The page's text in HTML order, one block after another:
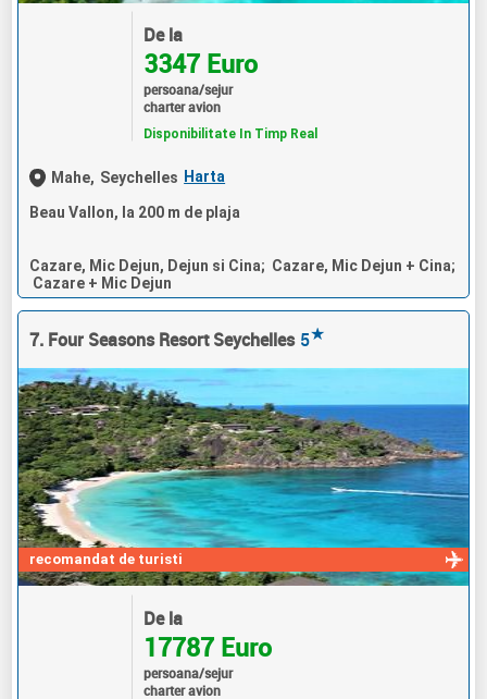
De la
3347 Euro
persoana/sejur
charter avion
Disponibilitate In Timp Real
Mahe, Seychelles Harta
Beau Vallon, la 200 m de plaja
Cazare, Mic Dejun, Dejun si Cina; Cazare, Mic Dejun + Cina;
Cazare + Mic Dejun
7. Four Seasons Resort Seychelles 5★
recomandat de turisti
De la
17787 Euro
persoana/sejur
charter avion